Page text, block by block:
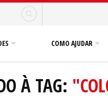
COMO AJUDAR
À TAG: